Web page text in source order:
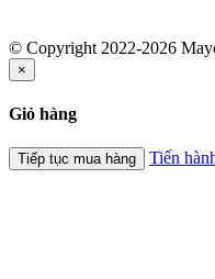
© Copyright 2022-2026
×
Giỏ hàng
Tiếp tục mua hàng Tiến